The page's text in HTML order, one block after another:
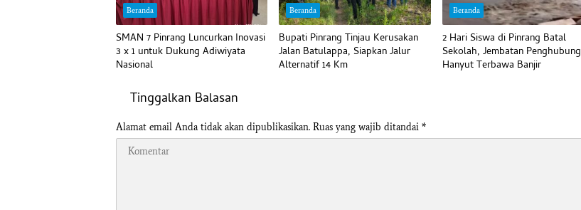
Beranda
SMAN 7 Pinrang Luncurkan Inovasi
3 x 1 untuk Dukung Adiwiyata
Nasional
Beranda
Bupati Pinrang Tinjau Kerusakan
Jalan Batulappa, Siapkan Jalur
Alternatif 14 Km
Beranda
2 Hari Siswa di Pinrang Batal
Sekolah, Jembatan Penghubung
Hanyut Terbawa Banjir
Tinggalkan Balasan
Alamat email Anda tidak akan dipublikasikan. Ruas yang wajib ditandai *